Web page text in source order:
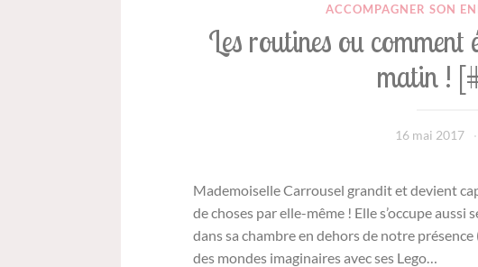
ACCOMPAGNER SON
Les routines ou comment
matin !
16 mai 2017
Mademoiselle Carrousel grandit et devient
de choses par elle-même ! Elle s’occupe
dans sa chambre en dehors de notre
des mondes imaginaires avec ses Lego…